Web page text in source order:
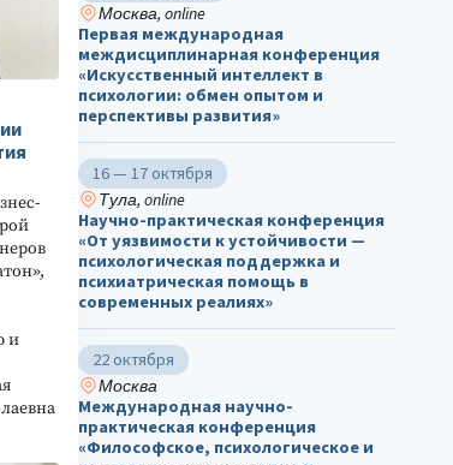
и
Москва, online
Первая международная
междисциплинарная конференция
«Искусственный интеллект в
психологии: обмен опытом и
перспективы развития»
16 — 17 октября
Тула, online
Научно-практическая конференция
«От уязвимости к устойчивости —
психологическая поддержка и
психиатрическая помощь в
современных реалиях»
22 октября
Москва
Международная научно-
практическая конференция
«Философское, психологическое и